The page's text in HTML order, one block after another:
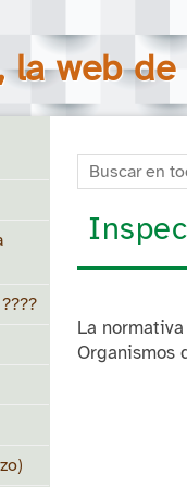
la web
Buscar en
La
Organismos